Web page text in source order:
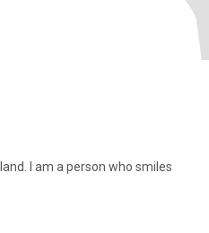
I am a person who smiles